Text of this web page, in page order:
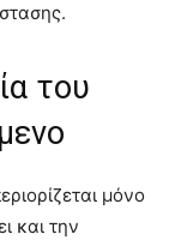
του
μόνο
και την